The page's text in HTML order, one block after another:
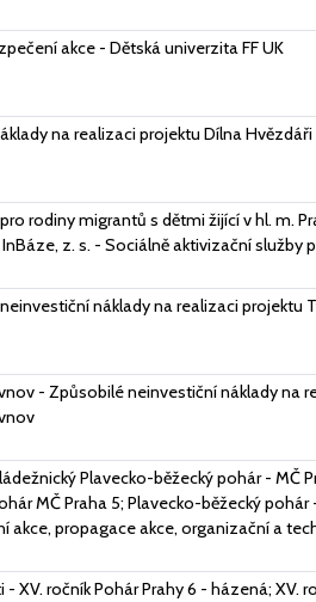
akce - Dětská univerzita FF UK
na realizaci projektu Dílna Hvězdáři
rodiny migrantů s dětmi žijící v hl. m.
z. s. - Sociálně aktivizační služby
náklady na realizaci projektu
- Způsobilé neinvestiční náklady na
Plavecko-běžecký pohár - MČ
MČ Praha 5; Plavecko-běžecký
propagace akce, organizační a
ročník Pohár Prahy 6 - házená; XV.